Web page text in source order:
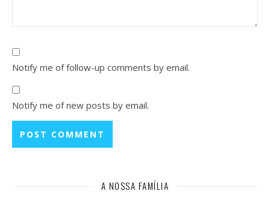
Notify me of follow-up comments by email.
Notify me of new posts by email.
A NOSSA FAMÍLIA